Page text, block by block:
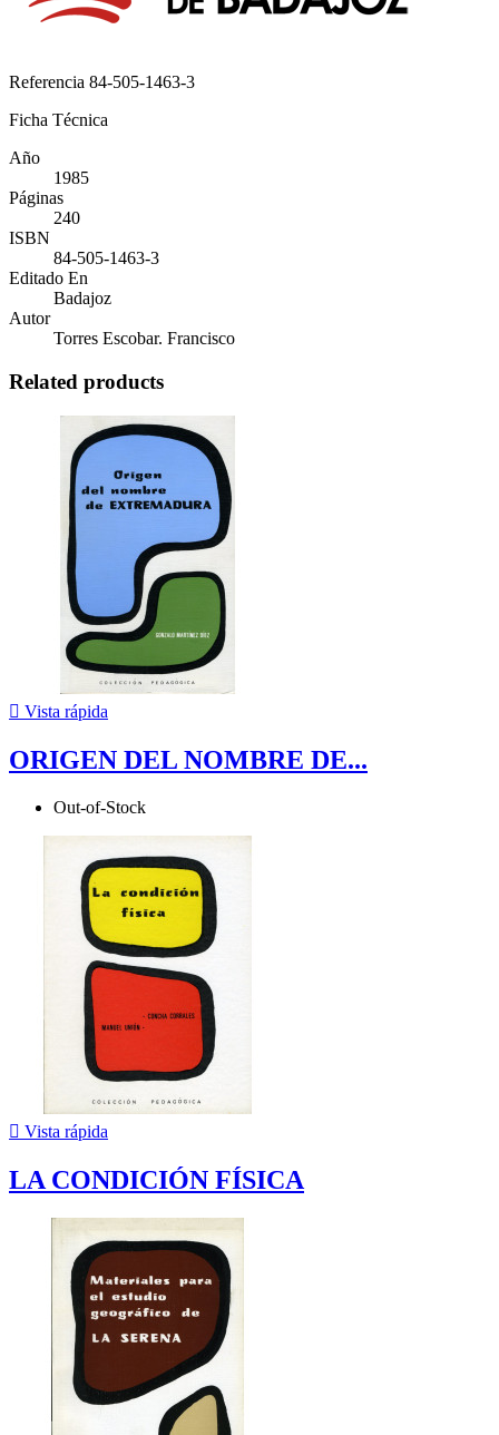
Referencia 84-505-1463-3
Ficha Técnica
Año
1985
Páginas
240
ISBN
84-505-1463-3
Editado En
Badajoz
Autor
Torres Escobar. Francisco
Related products
 Vista rápida
ORIGEN DEL NOMBRE DE...
Out-of-Stock
 Vista rápida
LA CONDICIÓN FÍSICA